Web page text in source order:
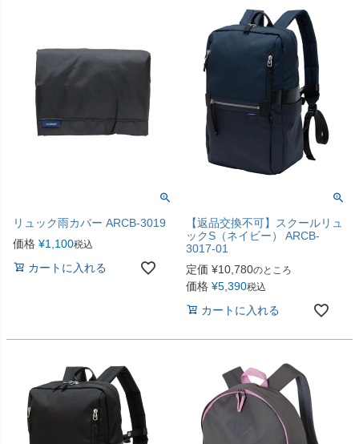
リュック雨カバー ARCB-3019
価格 ¥1,100税込
カートに入れる
【返品交換不可】スクールリュ
ックS（ネイビー） ARCB-
3017-01
定価 ¥10,780のところ
価格 ¥5,390税込
カートに入れる